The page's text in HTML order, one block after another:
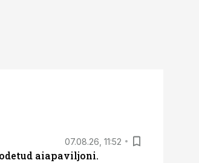
07.08.26, 11:52
aiapaviljoni.